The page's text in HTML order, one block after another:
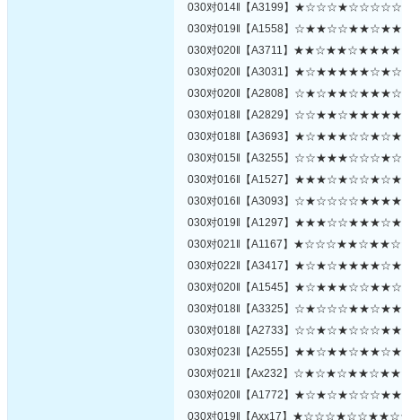
030对014‖【A3199】
030对019‖【A1558】
030对020‖【A3711】
030对020‖【A3031】
030对020‖【A2808】
030对018‖【A2829】
030对018‖【A3693】
030对015‖【A3255】
030对016‖【A1527】
030对016‖【A3093】
030对019‖【A1297】
030对021‖【A1167】
030对022‖【A3417】
030对020‖【A1545】
030对018‖【A3325】
030对018‖【A2733】
030对023‖【A2555】
030对021‖【Ax232】
030对020‖【A1772】
030对019‖【Axx17】